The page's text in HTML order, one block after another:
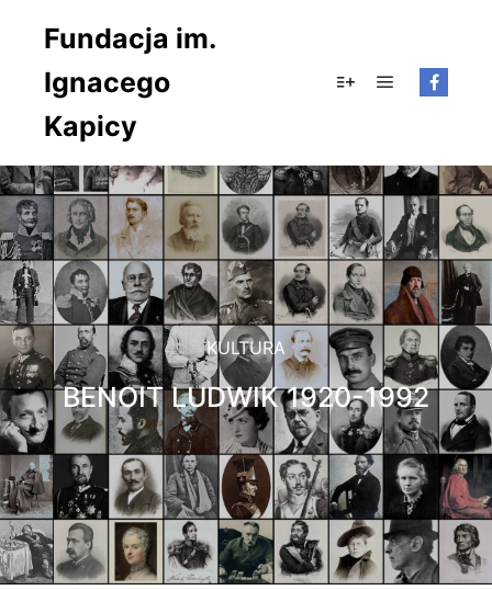
Fundacja im.
Ignacego
Kapicy
KULTURA
BENOIT LUDWIK 1920-1992